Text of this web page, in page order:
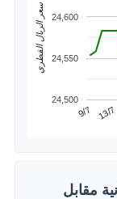
9/7 13/7
24,500
24,550
24,600 سعر الريال القطري
مقابل